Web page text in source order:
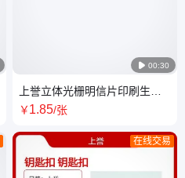
 00:30
上誉立体光栅明信片印刷生
产，3D卡片工厂定制
￥1.85/张
在线交易